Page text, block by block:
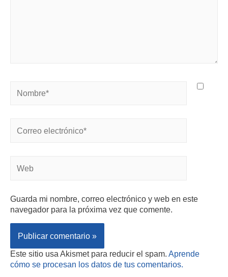
Guarda mi nombre, correo electrónico y web en este
navegador para la próxima vez que comente.
Este sitio usa Akismet para reducir el spam. Aprende
cómo se procesan los datos de tus comentarios.